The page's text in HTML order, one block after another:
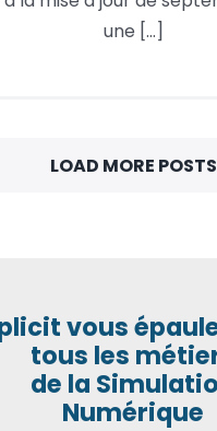
: Stratégie «
une [...]
LOAD MORE POSTS
vous
tous les
de la
Numérique